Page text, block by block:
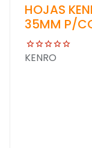
HOJAS
35MM P/
KENRO